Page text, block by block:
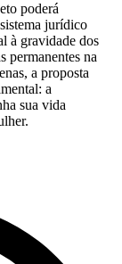
poderá
jurídico
à gravidade dos
permanentes na
a proposta
a
sua vida